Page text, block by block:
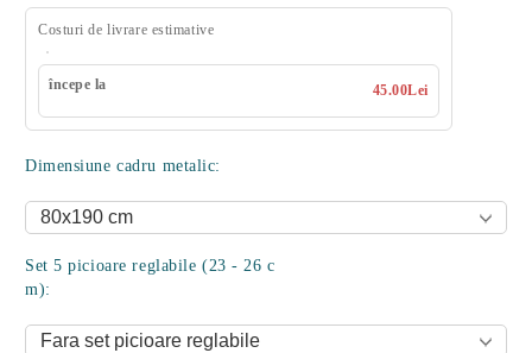
Costuri de livrare estimative
începe la 45.00Lei
Dimensiune cadru metalic:
Set 5 picioare reglabile (23 - 26 c
m):